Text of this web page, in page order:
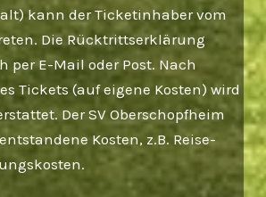
kann der Ticketinhaber vom
Die Rücktrittserklärung
per E-Mail oder Post. Nach
Tickets (auf eigene Kosten) wird
Der SV Oberschopfheim
Kosten, z.B. Reise-